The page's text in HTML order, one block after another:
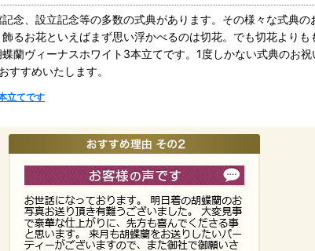
念、設立記念等の多数の式典があります。その様々な式典の
るお花といえばまず思い浮かべるのは切花。でも切花よりも
蘭ヴィーナスホワイト3本立てです。1度しかない式典のお祝
すすめいたします。
立てです